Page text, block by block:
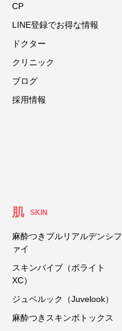
CP
LINE登録でお得な情報
ドクター
クリニック
ブログ
採用情報
肌 SKIN
麻酔つきプルリアルデンシフ
ァイ
スキンバイブ（ボライト
XC）
ジュベルック（Juvelook）
麻酔つきスキンボトックス